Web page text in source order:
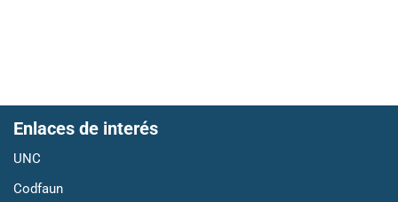
Enlaces de interés
UNC
Codfaun